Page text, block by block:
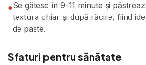
●Se gătesc în 9-11 minute și
textura chiar și după răcire, fiind
de paste.
Sfaturi pentru sănătate